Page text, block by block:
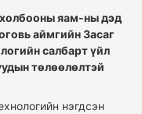
яам-ны дэд
аймгийн Засаг
салбарт үйл
төлөөлөлтэй
нэгдсэн